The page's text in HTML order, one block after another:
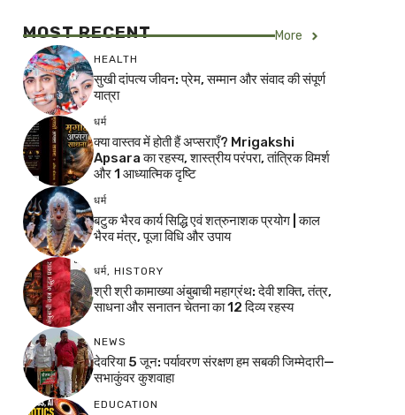
MOST RECENT More
HEALTH
सुखी दांपत्य जीवन: प्रेम, सम्मान और संवाद की संपूर्ण
यात्रा
धर्म
क्या वास्तव में होती हैं अप्सराएँ? Mrigakshi
Apsara का रहस्य, शास्त्रीय परंपरा, तांत्रिक विमर्श
और 1 आध्यात्मिक दृष्टि
धर्म
बटुक भैरव कार्य सिद्धि एवं शत्रुनाशक प्रयोग | काल
भैरव मंत्र, पूजा विधि और उपाय
धर्म, HISTORY
श्री श्री कामाख्या अंबुबाची महाग्रंथ: देवी शक्ति, तंत्र,
साधना और सनातन चेतना का 12 दिव्य रहस्य
NEWS
देवरिया 5 जून: पर्यावरण संरक्षण हम सबकी जिम्मेदारी—
सभाकुंवर कुशवाहा
EDUCATION